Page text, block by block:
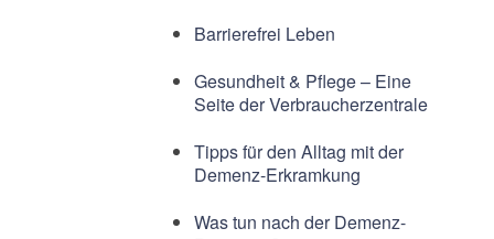
Barrierefrei Leben
Gesundheit & Pflege – Eine
Seite der Verbraucherzentrale
Tipps für den Alltag mit der
Demenz-Erkramkung
Was tun nach der Demenz-